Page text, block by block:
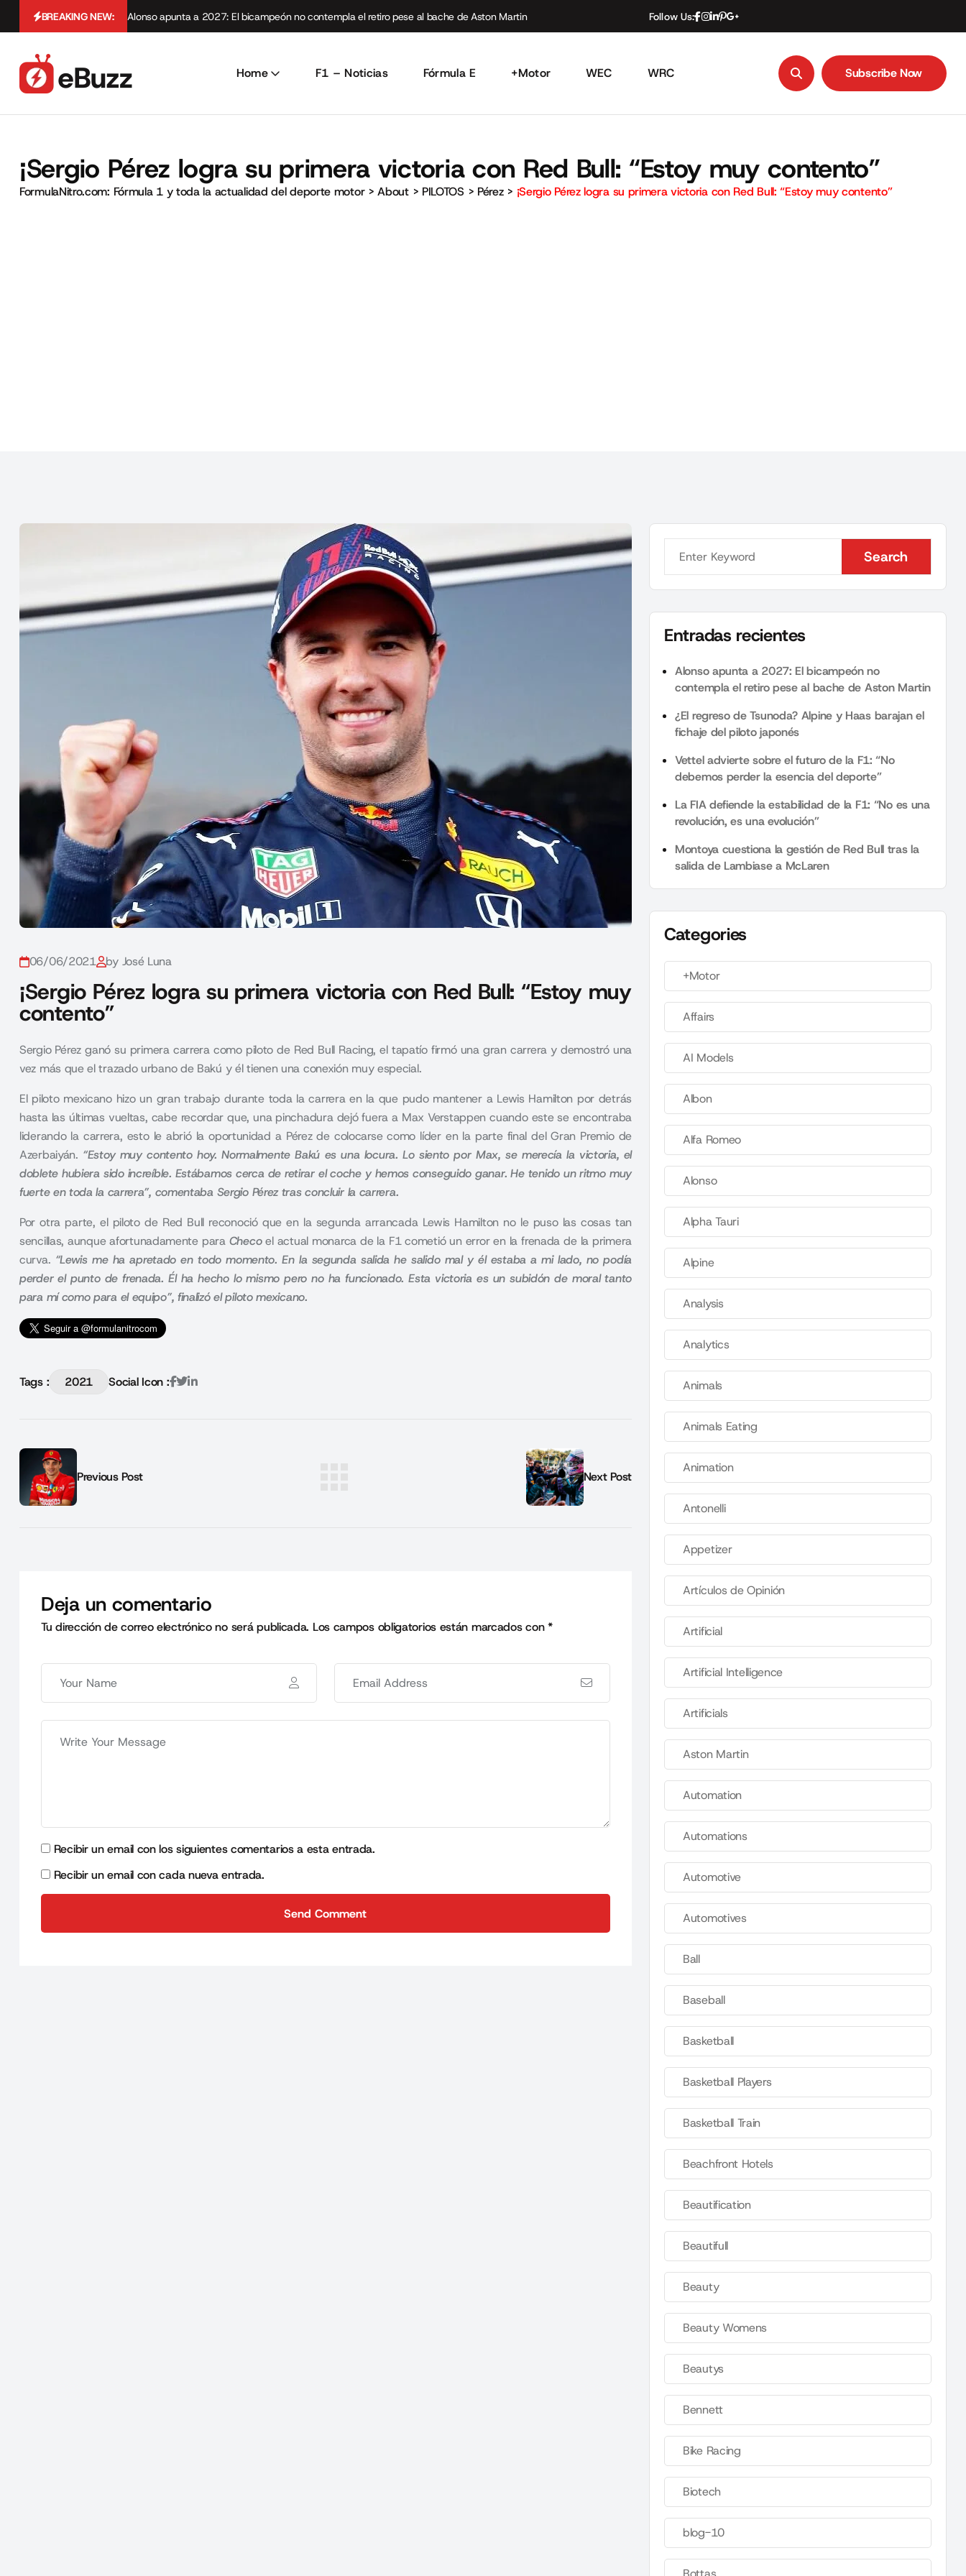
BREAKING NEW: Alonso apunta a 2027: El bicampeón no contempla el retiro pese al bache de Aston Martin Follow Us:
Home F1 – Noticias Fórmula E +Motor WEC WRC Subscribe Now
¡Sergio Pérez logra su primera victoria con Red Bull: “Estoy muy contento”
FormulaNitro.com: Fórmula 1 y toda la actualidad del deporte motor>About> PILOTOS > Pérez> ¡Sergio Pérez logra su primera victoria con Red Bull: “Estoy muy contento”
06/06/2021 by José Luna
¡Sergio Pérez logra su primera victoria con Red Bull: “Estoy muy
contento”
Sergio Pérez ganó su primera carrera como piloto de Red Bull Racing, el tapatío firmó una gran carrera y demostró una
vez más que el trazado urbano de Bakú y él tienen una conexión muy especial.
El piloto mexicano hizo un gran trabajo durante toda la carrera en la que pudo mantener a Lewis Hamilton por detrás
hasta las últimas vueltas, cabe recordar que, una pinchadura dejó fuera a Max Verstappen cuando este se encontraba
liderando la carrera, esto le abrió la oportunidad a Pérez de colocarse como líder en la parte final del Gran Premio de
Azerbaiyán. “Estoy muy contento hoy. Normalmente Bakú es una locura. Lo siento por Max, se merecía la victoria, el
doblete hubiera sido increíble. Estábamos cerca de retirar el coche y hemos conseguido ganar. He tenido un ritmo muy
fuerte en toda la carrera”, comentaba Sergio Pérez tras concluir la carrera.
Por otra parte, el piloto de Red Bull reconoció que en la segunda arrancada Lewis Hamilton no le puso las cosas tan
sencillas, aunque afortunadamente para Checoel actual monarca de la F1 cometió un error en la frenada de la primera
curva. “Lewis me ha apretado en todo momento. En la segunda salida he salido mal y él estaba a mi lado, no podía
perder el punto de frenada. Él ha hecho lo mismo pero no ha funcionado. Esta victoria es un subidón de moral tanto
para mí como para el equipo”, finalizó el piloto mexicano.
Tags : 2021 Social Icon :
Previous Post Next Post
Deja un comentario
Tu dirección de correo electrónico no será publicada. Los campos obligatorios están marcados con*
Recibir un email con los siguientes comentarios a esta entrada.
Recibir un email con cada nueva entrada.
Send Comment
Search
Search
Entradas recientes
Alonso apunta a 2027: El bicampeón no
contempla el retiro pese al bache de Aston Martin
¿El regreso de Tsunoda? Alpine y Haas barajan el
fichaje del piloto japonés
Vettel advierte sobre el futuro de la F1: “No
debemos perder la esencia del deporte”
La FIA defiende la estabilidad de la F1: “No es una
revolución, es una evolución”
Montoya cuestiona la gestión de Red Bull tras la
salida de Lambiase a McLaren
Categories
+Motor
Affairs
AI Models
Albon
Alfa Romeo
Alonso
Alpha Tauri
Alpine
Analysis
Analytics
Animals
Animals Eating
Animation
Antonelli
Appetizer
Artículos de Opinión
Artificial
Artificial Intelligence
Artificials
Aston Martin
Automation
Automations
Automotive
Automotives
Ball
Baseball
Basketball
Basketball Players
Basketball Train
Beachfront Hotels
Beautification
Beautifull
Beauty
Beauty Womens
Beautys
Bennett
Bike Racing
Biotech
blog-10